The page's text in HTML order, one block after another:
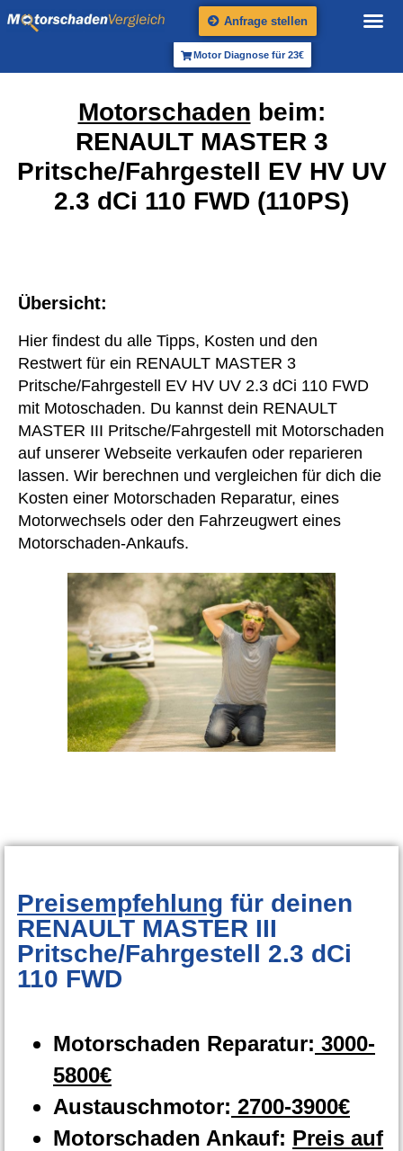
Anfrage stellen
Motor Diagnose für 23€
Motorschaden beim:
RENAULT MASTER 3
Pritsche/Fahrgestell EV HV UV
2.3 dCi 110 FWD (110PS)
Übersicht:
Hier findest du alle Tipps, Kosten und den
Restwert für ein RENAULT MASTER 3
Pritsche/Fahrgestell EV HV UV 2.3 dCi 110 FWD
mit Motoschaden. Du kannst dein RENAULT
MASTER III Pritsche/Fahrgestell mit Motorschaden
auf unserer Webseite verkaufen oder reparieren
lassen. Wir berechnen und vergleichen für dich die
Kosten einer Motorschaden Reparatur, eines
Motorwechsels oder den Fahrzeugwert eines
Motorschaden-Ankaufs.
Preisempfehlung für deinen
RENAULT MASTER III
Pritsche/Fahrgestell 2.3 dCi
110 FWD
Motorschaden Reparatur: 3000-
5800€
Austauschmotor: 2700-3900€
Motorschaden Ankauf: Preis auf